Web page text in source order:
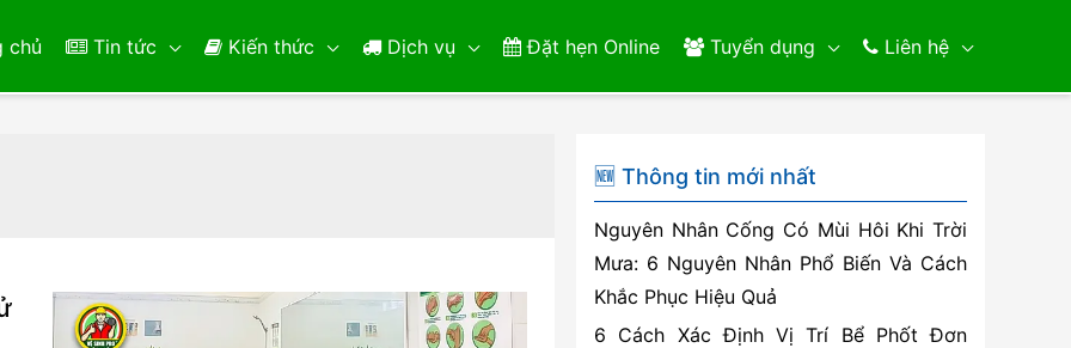
chủ Tin tức Kiến thức Dịch vụ Đặt hẹn Online Tuyển dụng Liên hệ
🆕 Thông tin mới nhất
Nguyên Nhân Cống Có Mùi Hôi Khi Trời
Mưa: 6 Nguyên Nhân Phổ Biến Và Cách
Khắc Phục Hiệu Quả
6 Cách Xác Định Vị Trí Bể Phốt Đơn